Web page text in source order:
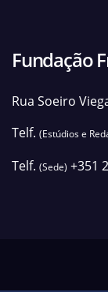
Fundação
Rua Soeiro
Telf. (Estúdios e
Telf. (Sede) +351